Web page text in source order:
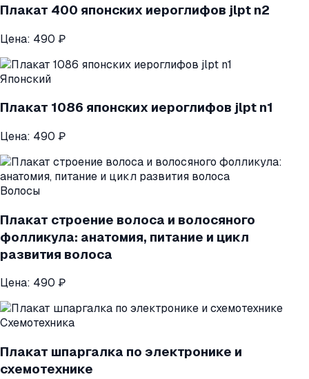
Плакат 400 японских иероглифов jlpt n2
Цена: 490 ₽
Японский
Плакат 1086 японских иероглифов jlpt n1
Цена: 490 ₽
Волосы
Плакат строение волоса и волосяного
фолликула: анатомия, питание и цикл
развития волоса
Цена: 490 ₽
Схемотехника
Плакат шпаргалка по электронике и
схемотехнике